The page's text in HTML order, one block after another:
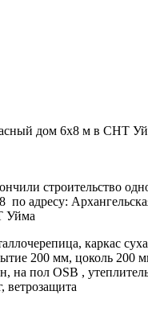
дом 6х8 м в СНТ
строительство
по адресу:
Уйма
каркас
200 мм, цоколь 200
на пол OSB ,
ветрозащита